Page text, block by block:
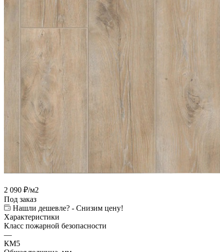
2 090 ₽/м2
Под заказ
Нашли дешевле? - Снизим цену!
Характеристики
Класс пожарной безопасности
—
КМ5